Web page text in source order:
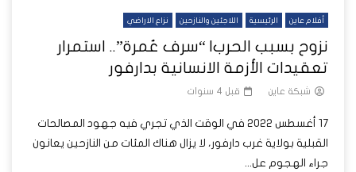
أفلام عاين الرئيسية اللاجئين والنازحين نزاع الاراضي
نزوح بسبب الحرب| “سرف عُمرة”.. استمرار
تعقيدات الأزمة الانسانية بدارفور
شبكة عاين قبل 4 سنوات
17 أغسطس 2022 في الوقت الذي تجري فيه جهود المصالحات
القبلية بولاية غرب دارفور، لا يزال هناك المئات من النازحين يعانون
جراء الهجوم عل...